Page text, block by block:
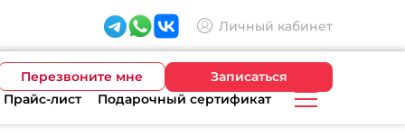
Личный кабинет
Перезвоните мне
Записаться
Прайс-лист Подарочный сертификат